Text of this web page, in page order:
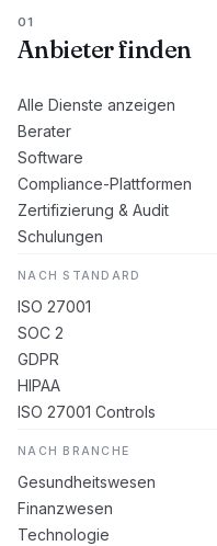
01
Anbieter finden
Alle Dienste anzeigen
Berater
Software
Compliance-Plattformen
Zertifizierung & Audit
Schulungen
NACH STANDARD
ISO 27001
SOC 2
GDPR
HIPAA
ISO 27001 Controls
NACH BRANCHE
Gesundheitswesen
Finanzwesen
Technologie